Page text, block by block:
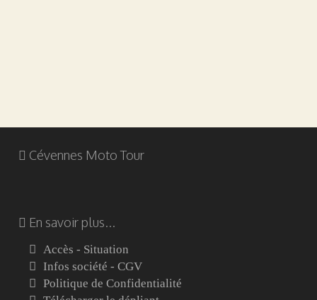
Cévennes Moto Tour
En savoir plus...
Accès - Situation
Infos société - CGV
Politique de Confidentialité